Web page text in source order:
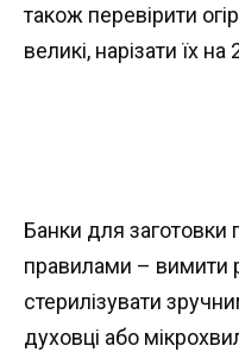
також перевірити
великі, нарізати їх
Банки для заготовки
правилами – вимити
стерилізувати
духовці або